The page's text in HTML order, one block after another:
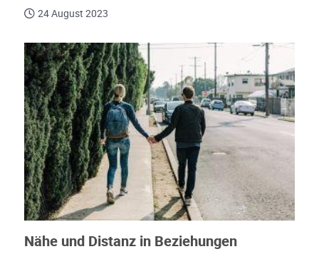
24 August 2023
Nähe und Distanz in Beziehungen